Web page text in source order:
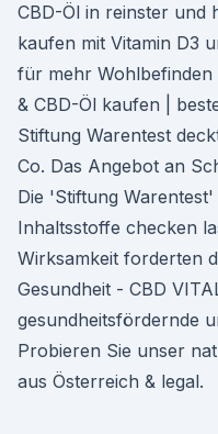
CBD-Öl in reinster und
kaufen mit Vitamin D3
für mehr Wohlbefinden
& CBD-Öl kaufen |
Stiftung Warentest
Co. Das Angebot an
Die 'Stiftung
Inhaltsstoffe checken
Wirksamkeit forderten
Gesundheit - CBD
gesundheitsfördernde
Probieren Sie unser
aus Österreich & legal.